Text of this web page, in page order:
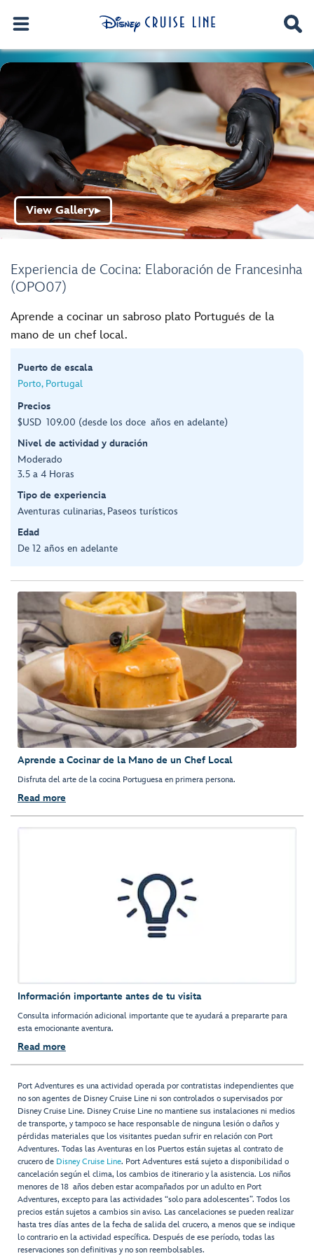
Experiencia de Cocina: Elaboración de Francesinha
(OPO07)
View Gallery▶
Aprende a cocinar un sabroso plato Portugués de la
mano de un chef local.
Puerto de escala
Porto, Portugal
Precios
$USD 109.00 (desde los doce años en adelante)
Nivel de actividad y duración
Moderado
3.5 a 4 Horas
Tipo de experiencia
Aventuras culinarias, Paseos turísticos
Edad
De 12 años en adelante
Aprende a Cocinar de la Mano de un Chef Local
Disfruta del arte de la cocina Portuguesa en primera persona.
Read more
Información importante antes de tu visita
Consulta información adicional importante que te ayudará a prepararte para
esta emocionante aventura.
Read more
Port Adventures es una actividad operada por contratistas independientes que
no son agentes de Disney Cruise Line ni son controlados o supervisados por
Disney Cruise Line. Disney Cruise Line no mantiene sus instalaciones ni medios
de transporte, y tampoco se hace responsable de ninguna lesión o daños y
pérdidas materiales que los visitantes puedan sufrir en relación con Port
Adventures. Todas las Aventuras en los Puertos están sujetas al contrato de
crucero de Disney Cruise Line. Port Adventures está sujeto a disponibilidad o
cancelación según el clima, los cambios de itinerario y la asistencia. Los niños
menores de 18 años deben estar acompañados por un adulto en Port
Adventures, excepto para las actividades “solo para adolescentes”. Todos los
precios están sujetos a cambios sin aviso. Las cancelaciones se pueden realizar
hasta tres días antes de la fecha de salida del crucero, a menos que se indique
lo contrario en la actividad específica. Después de ese período, todas las
reservaciones son definitivas y no son reembolsables.